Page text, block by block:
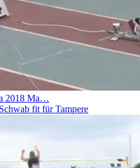
2018 Ma…
fit für Tampere